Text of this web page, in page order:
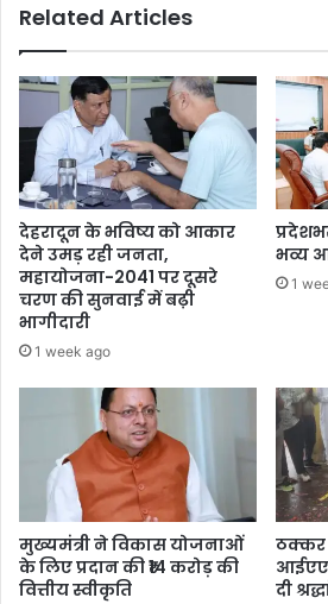
Related Articles
देहरादून के भविष्य को आकार
देने उमड़ रही जनता,
महायोजना-2041 पर दूसरे
चरण की सुनवाई में बढ़ी
भागीदारी
1 week ago
भव्य
1
मुख्यमंत्री ने विकास योजनाओं
के लिए प्रदान की ₹14 करोड़ की
वित्तीय स्वीकृति
ठक्कर
दी